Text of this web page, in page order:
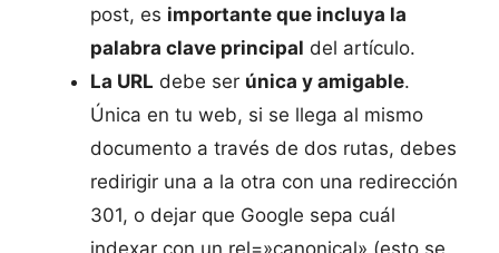
post, es importante que incluya la
palabra clave principal del artículo.
La URL debe ser única y amigable.
Única en tu web, si se llega al mismo
documento a través de dos rutas, debes
redirigir una a la otra con una redirección
301, o dejar que Google sepa cuál
indexar con un rel=»canonical» (esto se